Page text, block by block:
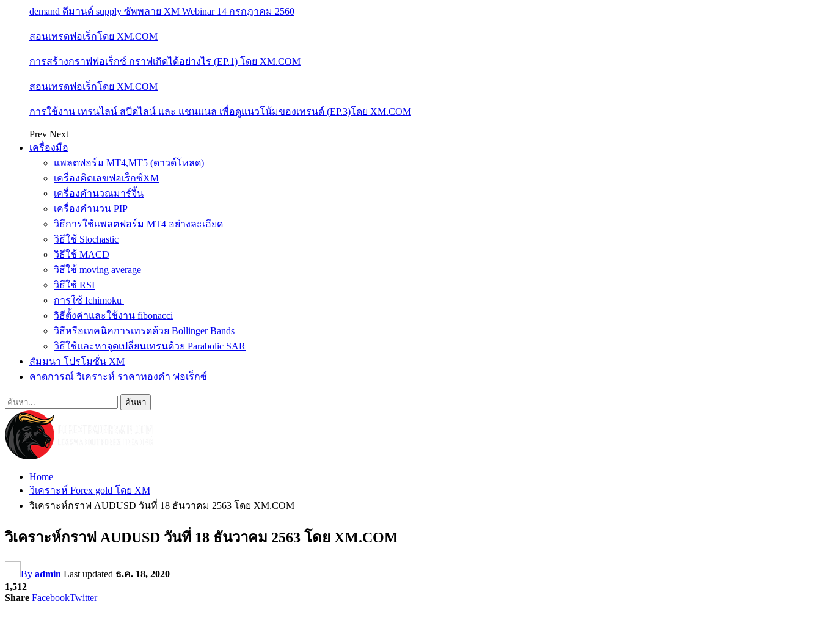
demand ดีมานด์ supply ซัพพลาย XM Webinar 14 กรกฎาคม 2560
สอนเทรดฟอเร็กโดย XM.COM
การสร้างกราฟฟอเร็กซ์ กราฟเกิดได้อย่างไร (EP.1) โดย XM.COM
สอนเทรดฟอเร็กโดย XM.COM
การใช้งาน เทรนไลน์ สปีดไลน์ และ แชนแนล เพื่อดูแนวโน้มของเทรนด์ (EP.3)โดย XM.COM
Prev Next
เครื่องมือ
แพลตฟอร์ม MT4,MT5 (ดาวด์โหลด)
เครื่องคิดเลขฟอเร็กซ์XM
เครื่องคำนวณมาร์จิ้น
เครื่องคำนวน PIP
วิธีการใช้แพลตฟอร์ม MT4 อย่างละเอียด
วิธีใช้ Stochastic
วิธีใช้ MACD
วิธีใช้ moving average
วิธีใช้ RSI
การใช้ Ichimoku
วิธีตั้งค่าและใช้งาน fibonacci
วิธีหรือเทคนิคการเทรดด้วย Bollinger Bands
วิธีใช้และหาจุดเปลี่ยนเทรนด้วย Parabolic SAR
สัมมนา โปรโมชั่น XM
คาดการณ์ วิเคราะห์ ราคาทองคำ ฟอเร็กซ์
Home
วิเคราะห์ Forex gold โดย XM
วิเคราะห์กราฟ AUDUSD วันที่ 18 ธันวาคม 2563 โดย XM.COM
วิเคราะห์กราฟ AUDUSD วันที่ 18 ธันวาคม 2563 โดย XM.COM
By admin Last updated ธ.ค. 18, 2020
1,512
Share FacebookTwitter